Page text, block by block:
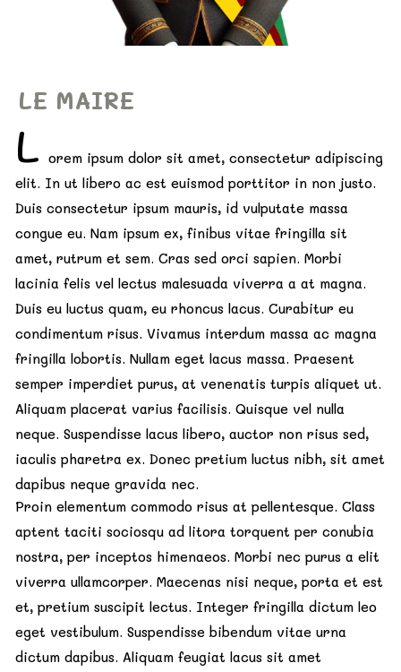
LE MAIRE
L orem ipsum dolor sit amet, consectetur adipiscing
elit. In ut libero ac est euismod porttitor in non justo.
Duis consectetur ipsum mauris, id vulputate massa
congue eu. Nam ipsum ex, finibus vitae fringilla sit
amet, rutrum et sem. Cras sed orci sapien. Morbi
lacinia felis vel lectus malesuada viverra a at magna.
Duis eu luctus quam, eu rhoncus lacus. Curabitur eu
condimentum risus. Vivamus interdum massa ac magna
fringilla lobortis. Nullam eget lacus massa. Praesent
semper imperdiet purus, at venenatis turpis aliquet ut.
Aliquam placerat varius facilisis. Quisque vel nulla
neque. Suspendisse lacus libero, auctor non risus sed,
iaculis pharetra ex. Donec pretium luctus nibh, sit amet
dapibus neque gravida nec.
Proin elementum commodo risus at pellentesque. Class
aptent taciti sociosqu ad litora torquent per conubia
nostra, per inceptos himenaeos. Morbi nec purus a elit
viverra ullamcorper. Maecenas nisi neque, porta et est
et, pretium suscipit lectus. Integer fringilla dictum leo
eget vestibulum. Suspendisse bibendum vitae urna
dictum dapibus. Aliquam feugiat lacus sit amet